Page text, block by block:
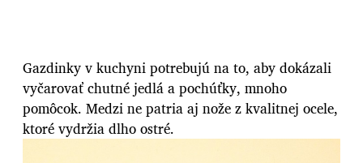
Gazdinky v kuchyni potrebujú na to, aby dokázali
vyčarovať chutné jedlá a pochúťky, mnoho
pomôcok. Medzi ne patria aj nože z kvalitnej ocele,
ktoré vydržia dlho ostré.